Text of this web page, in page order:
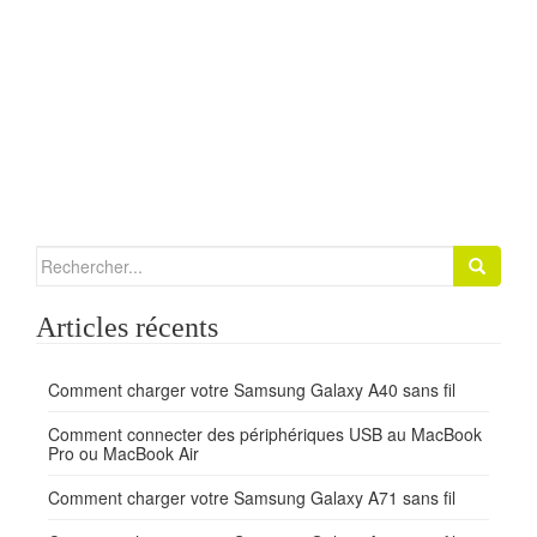
Search for:
Articles récents
Comment charger votre Samsung Galaxy A40 sans fil
Comment connecter des périphériques USB au MacBook
Pro ou MacBook Air
Comment charger votre Samsung Galaxy A71 sans fil